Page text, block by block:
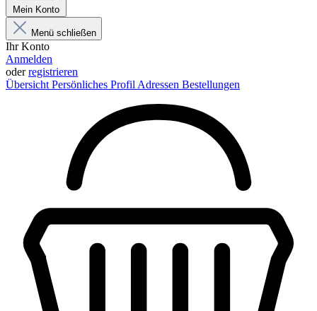
Mein Konto
Menü schließen
Ihr Konto
Anmelden
oderregistrieren
Übersicht Persönliches Profil Adressen Bestellungen